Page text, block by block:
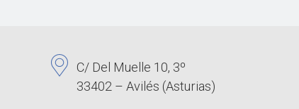
C/ Del Muelle 10, 3º
33402 – Avilés (Asturias)